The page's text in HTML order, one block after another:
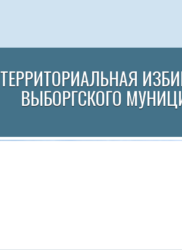
ТЕРРИТОРИАЛЬНАЯ
ВЫБОРГСКОГО